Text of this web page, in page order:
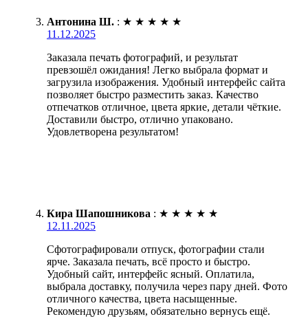
Антонина Ш. : ★ ★ ★ ★ ★
11.12.2025
Заказала печать фотографий, и результат
превзошёл ожидания! Легко выбрала формат и
загрузила изображения. Удобный интерфейс сайта
позволяет быстро разместить заказ. Качество
отпечатков отличное, цвета яркие, детали чёткие.
Доставили быстро, отлично упаковано.
Удовлетворена результатом!
Кира Шапошникова : ★ ★ ★ ★ ★
12.11.2025
Сфотографировали отпуск, фотографии стали
ярче. Заказала печать, всё просто и быстро.
Удобный сайт, интерфейс ясный. Оплатила,
выбрала доставку, получила через пару дней. Фото
отличного качества, цвета насыщенные.
Рекомендую друзьям, обязательно вернусь ещё.